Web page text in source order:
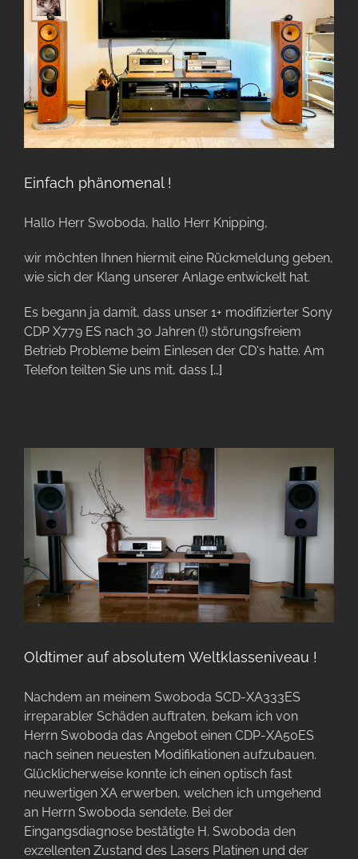
Einfach phänomenal !
Hallo Herr Swoboda, hallo Herr Knipping,
wir möchten Ihnen hiermit eine Rückmeldung geben,
wie sich der Klang unserer Anlage entwickelt hat.
Es begann ja damit, dass unser 1+ modifizierter Sony
CDP X779 ES nach 30 Jahren (!) störungsfreiem
Betrieb Probleme beim Einlesen der CD‘s hatte. Am
Telefon teilten Sie uns mit, dass […]
Oldtimer auf absolutem Weltklasseniveau !
Nachdem an meinem Swoboda SCD-XA333ES
irreparabler Schäden auftraten, bekam ich von
Herrn Swoboda das Angebot einen CDP-XA50ES
nach seinen neuesten Modifikationen aufzubauen.
Glücklicherweise konnte ich einen optisch fast
neuwertigen XA erwerben, welchen ich umgehend
an Herrn Swoboda sendete. Bei der
Eingangsdiagnose bestätigte H. Swoboda den
exzellenten Zustand des Lasers Platinen und der